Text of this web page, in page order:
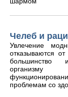
Челеб и
Увлечение
отказываются
большинство
проблемам со